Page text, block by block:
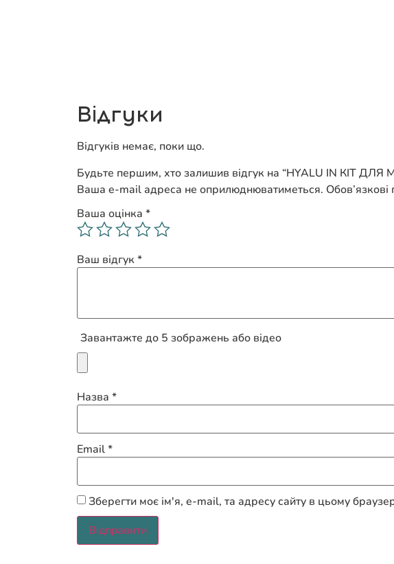
Відгуки
Відгуків немає, поки що.
Будьте першим, хто залишив відгук на “HYALU IN КІТ
Ваша e-mail адреса не оприлюднюватиметься. Обов’язкові
Ваша оцінка *
Ваш відгук *
Завантажте до 5 зображень або відео
Назва *
Email*
Зберегти моє ім'я, e-mail, та адресу сайту в цьому